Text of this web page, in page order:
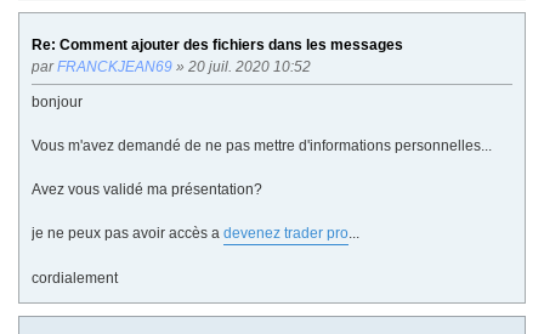
Re: Comment ajouter des fichiers dans les messages
parFRANCKJEAN69 » 20 juil. 2020 10:52
bonjour
Vous m'avez demandé de ne pas mettre d'informations personnelles...
Avez vous validé ma présentation?
je ne peux pas avoir accès a devenez trader pro...
cordialement